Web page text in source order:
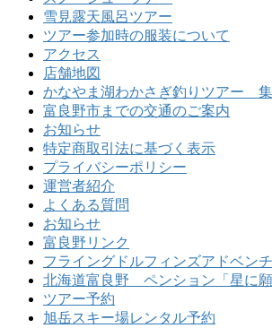
雪見露天風呂ツアー
ツアー参加時の服装について
アクセス
店舗地図
かなやま湖わかさぎ釣りツアー
富良野市までの交通のご案内
お知らせ
特定商取引法に基づく表示
プライバシーポリシー
運営者紹介
よくある質問
お知らせ
富良野リンク
フライングドルフィンズアドベン
北海道富良野 ペンション「星に願
ツアー予約
旭岳スキー場レンタル予約